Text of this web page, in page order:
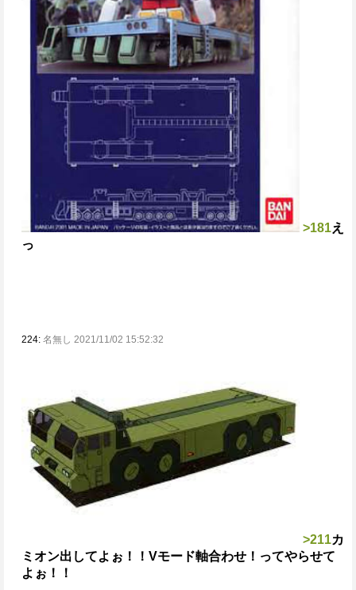
>181え
っ
224: 名無し 2021/11/02 15:52:32
>211カ
ミオン出してよぉ！！ Vモード軸合わせ！ってやらせて
よぉ！！